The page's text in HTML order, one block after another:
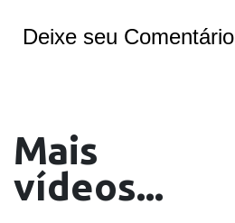
Deixe seu Comentário
Mais
vídeos...